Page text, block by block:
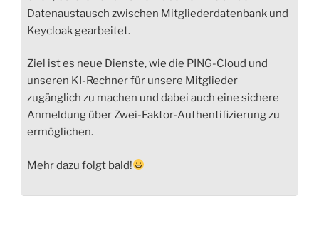
Datenaustausch zwischen Mitgliederdatenbank und
Keycloak gearbeitet.
Ziel ist es neue Dienste, wie die PING-Cloud und
unseren KI-Rechner für unsere Mitglieder
zugänglich zu machen und dabei auch eine sichere
Anmeldung über Zwei-Faktor-Authentifizierung zu
ermöglichen.
Mehr dazu folgt bald!